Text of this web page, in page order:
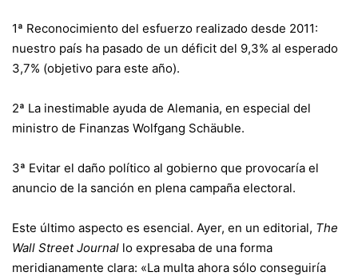
1ª Reconocimiento del esfuerzo realizado desde 2011:
nuestro país ha pasado de un déficit del 9,3% al esperado
3,7% (objetivo para este año).
2ª La inestimable ayuda de Alemania, en especial del
ministro de Finanzas Wolfgang Schäuble.
3ª Evitar el daño político al gobierno que provocaría el
anuncio de la sanción en plena campaña electoral.
Este último aspecto es esencial. Ayer, en un editorial, The
Wall Street Journal lo expresaba de una forma
meridianamente clara: «La multa ahora sólo conseguiría